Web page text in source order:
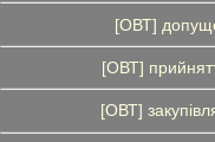
[ОВТ]
[ОВТ]
[ОВТ]